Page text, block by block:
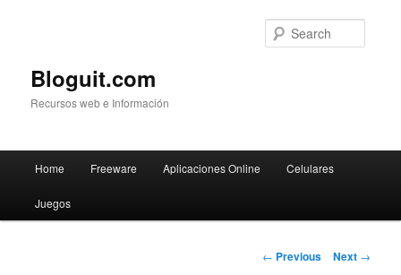
Bloguit.com
Recursos web e Información
Skip
to
Home Freeware Aplicaciones Online Celulares
Juegos
Post
← Previous Next →